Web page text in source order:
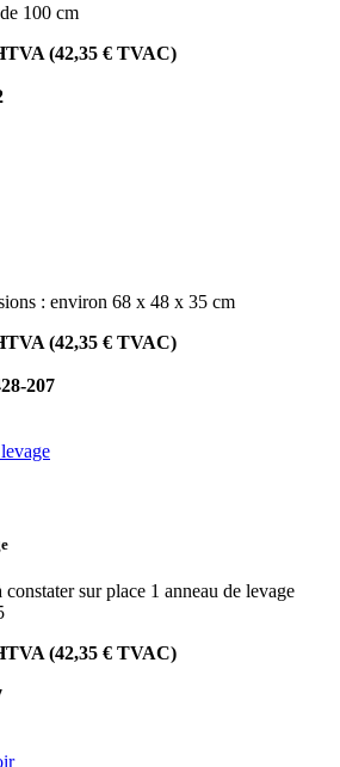
100 cm
(42,35 € TVAC)
: environ 68 x 48 x 35 cm
(42,35 € TVAC)
207
sur place 1 anneau de levage
(42,35 € TVAC)